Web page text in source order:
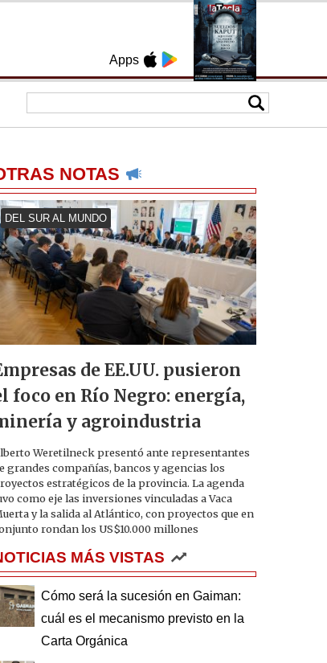
Apps
NOTAS
DEL SUR AL MUNDO
de EE.UU. pusieron
foco en Río Negro: energía,
y agroindustria
Weretilneck presentó ante representantes
grandes compañías, bancos y agencias los
estratégicos de la provincia. La agenda
como eje las inversiones vinculadas a Vaca
y la salida al Atlántico, con proyectos que en
rondan los US$10.000 millones
MÁS VISTAS
Cómo será la sucesión en Gaiman:
cuál es el mecanismo previsto en la
Carta Orgánica